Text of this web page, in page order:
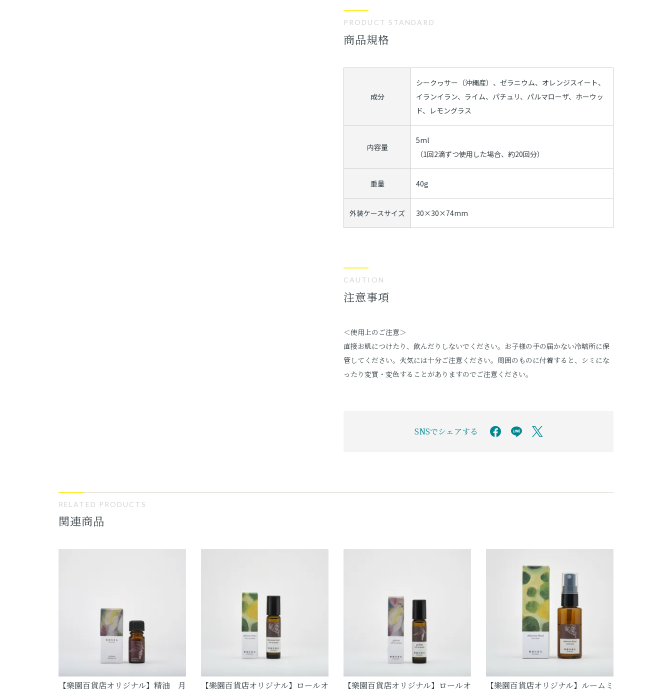
PRODUCT STANDARD
商品規格
成分
シークヮサー（沖縄産）、ゼラニウム、オレンジスイート、
イランイラン、ライム、パチュリ、パルマローザ、ホーウッ
ド、レモングラス
内容量
5ml
（1回2滴ずつ使用した場合、約20回分）
重量 40g
外装ケースサイズ 30×30×74mm
CAUTION
注意事項
＜使用上のご注意＞
直接お肌につけたり、飲んだりしないでください。お子様の手の届かない冷暗所に保
管してください。火気には十分ご注意ください。周囲のものに付着すると、シミにな
ったり変質・変色することがありますのでご注意ください。
SNSでシェアする
RELATED PRODUCTS
関連商品
【樂園百貨店オリジナル】精油 月
【樂園百貨店オリジナル】ロールオ
【樂園百貨店オリジナル】ロールオ
【樂園百貨店オリジナル】ルームミ